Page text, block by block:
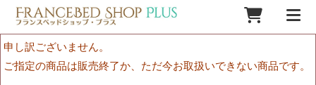
申し訳ございません。
ご指定の商品は販売終了か、ただ今お取扱いできない商品です。